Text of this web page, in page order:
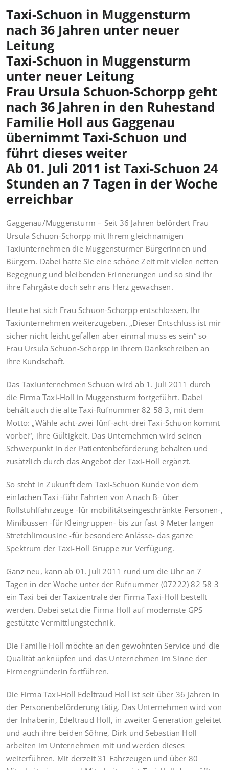
Taxi-Schuon in Muggensturm
nach 36 Jahren unter neuer
Leitung
Taxi-Schuon in Muggensturm
unter neuer Leitung
Frau Ursula Schuon-Schorpp geht
nach 36 Jahren in den Ruhestand
Familie Holl aus Gaggenau
übernimmt Taxi-Schuon und
führt dieses weiter
Ab 01. Juli 2011 ist Taxi-Schuon 24
Stunden an 7 Tagen in der Woche
erreichbar
Gaggenau/Muggensturm – Seit 36 Jahren befördert Frau
Ursula Schuon-Schorpp mit Ihrem gleichnamigen
Taxiunternehmen die Muggensturmer Bürgerinnen und
Bürgern. Dabei hatte Sie eine schöne Zeit mit vielen netten
Begegnung und bleibenden Erinnerungen und so sind ihr
ihre Fahrgäste doch sehr ans Herz gewachsen.
Heute hat sich Frau Schuon-Schorpp entschlossen, Ihr
Taxiunternehmen weiterzugeben. „Dieser Entschluss ist mir
sicher nicht leicht gefallen aber einmal muss es sein“ so
Frau Ursula Schuon-Schorpp in Ihrem Dankschreiben an
ihre Kundschaft.
Das Taxiunternehmen Schuon wird ab 1. Juli 2011 durch
die Firma Taxi-Holl in Muggensturm fortgeführt. Dabei
behält auch die alte Taxi-Rufnummer 82 58 3, mit dem
Motto: „Wähle acht-zwei fünf-acht-drei Taxi-Schuon kommt
vorbei“, ihre Gültigkeit. Das Unternehmen wird seinen
Schwerpunkt in der Patientenbeförderung behalten und
zusätzlich durch das Angebot der Taxi-Holl ergänzt.
So steht in Zukunft dem Taxi-Schuon Kunde von dem
einfachen Taxi -führ Fahrten von A nach B- über
Rollstuhlfahrzeuge -für mobilitätseingeschränkte Personen-,
Minibussen -für Kleingruppen- bis zur fast 9 Meter langen
Stretchlimousine -für besondere Anlässe- das ganze
Spektrum der Taxi-Holl Gruppe zur Verfügung.
Ganz neu, kann ab 01. Juli 2011 rund um die Uhr an 7
Tagen in der Woche unter der Rufnummer (07222) 82 58 3
ein Taxi bei der Taxizentrale der Firma Taxi-Holl bestellt
werden. Dabei setzt die Firma Holl auf modernste GPS
gestützte Vermittlungstechnik.
Die Familie Holl möchte an den gewohnten Service und die
Qualität anknüpfen und das Unternehmen im Sinne der
Firmengründerin fortführen.
Die Firma Taxi-Holl Edeltraud Holl ist seit über 36 Jahren in
der Personenbeförderung tätig. Das Unternehmen wird von
der Inhaberin, Edeltraud Holl, in zweiter Generation geleitet
und auch ihre beiden Söhne, Dirk und Sebastian Holl
arbeiten im Unternehmen mit und werden dieses
weiterführen. Mit derzeit 31 Fahrzeugen und über 80